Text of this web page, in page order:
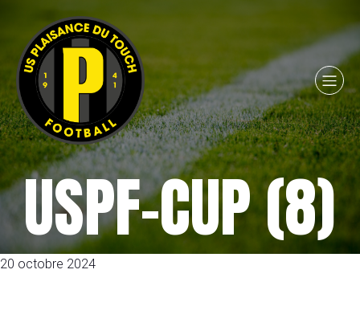
USPF-CUP (8)
20 octobre 2024